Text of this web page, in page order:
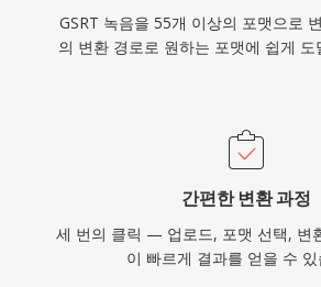
GSRT 녹음을 55개 이상의 포맷으로
의 변환 경로로 원하는 포맷에 쉽게 도
간편한 변환 과정
세 번의 클릭 — 업로드, 포맷 선택, 변
이 빠르게 결과를 얻을 수 있